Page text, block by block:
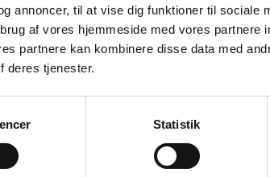
annoncer, til at vise dig funktioner til sociale
af vores hjemmeside med vores partnere
partnere kan kombinere disse data med
deres tjenester.
Statistik
Amnesty International (AI) Ukraine (I)
forholdene for personer på Krim, herunder
Krimtatarernes regering (the Mejlis of